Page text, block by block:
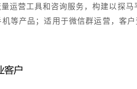
运营工具和咨询服务，构建以探
等产品；适用于微信群运营，客